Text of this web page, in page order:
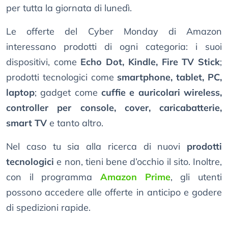
per tutta la giornata di lunedì.
Le offerte del Cyber Monday di Amazon
interessano prodotti di ogni categoria: i suoi
dispositivi, come Echo Dot, Kindle, Fire TV Stick;
prodotti tecnologici come smartphone, tablet, PC,
laptop; gadget come cuffie e auricolari wireless,
controller per console, cover, caricabatterie,
smart TV e tanto altro.
Nel caso tu sia alla ricerca di nuovi prodotti
tecnologici e non, tieni bene d’occhio il sito. Inoltre,
con il programma Amazon Prime, gli utenti
possono accedere alle offerte in anticipo e godere
di spedizioni rapide.